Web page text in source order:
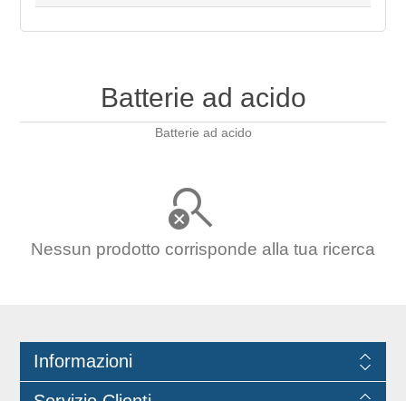
Batterie ad acido
Batterie ad acido
Nessun prodotto corrisponde alla tua ricerca
Informazioni